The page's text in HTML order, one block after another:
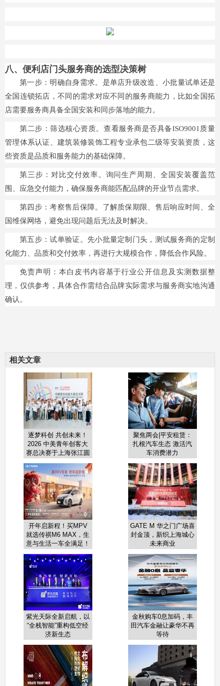
八、便利店门头服务商的选型决策树
第一步：明确自身需求。是单店升级改造、小批量试单还是
全国连锁拓店，不同的需求对应不同的服务商能力，比如全国拓
店需要服务商具备全国安装和同步落地的能力。
第二步：筛选核心资质。查看服务商是否具备ISO9001质量
管理体系认证、建筑装修装饰工程专业承包二级等安装资质，这
些资质是品质和服务能力的基础保障。
第三步：对比交付效率。询问生产周期、全国安装覆盖范
围、应急交付能力，确保服务商能匹配品牌的开业节点需求。
第四步：考察售后保障。了解质保期限、售后响应时间、全
国维保网络，避免出现问题后无法及时解决。
第五步：试单验证。先小批量定制门头，测试服务商的定制
化能力、品质和交付效率，再进行大规模合作，降低合作风险。
免责声明：本白皮书内容基于行业公开信息及实测数据整
理，仅供参考，具体合作需结合品牌实际需求与服务商实地沟通
确认。
相关文章
逐梦科创 共创未来！
2026 中美青年创客大
赛总决赛于上海张江圆
满收官
聚焦两会|平安租赁：
扎根汽车生态 激活汽
车消费潜力
开年启新程！买MPV
就选传祺M6 MAX，生
意与生活一车全满足！
GATE M 华之门广场喜
封金顶，新织上海城心
未来商业
紫光天际全新启航，以
“全栈智能”重构低空经
济新生态
金秋购车0息加码，丰
田汽车金融让豪华不再
等待